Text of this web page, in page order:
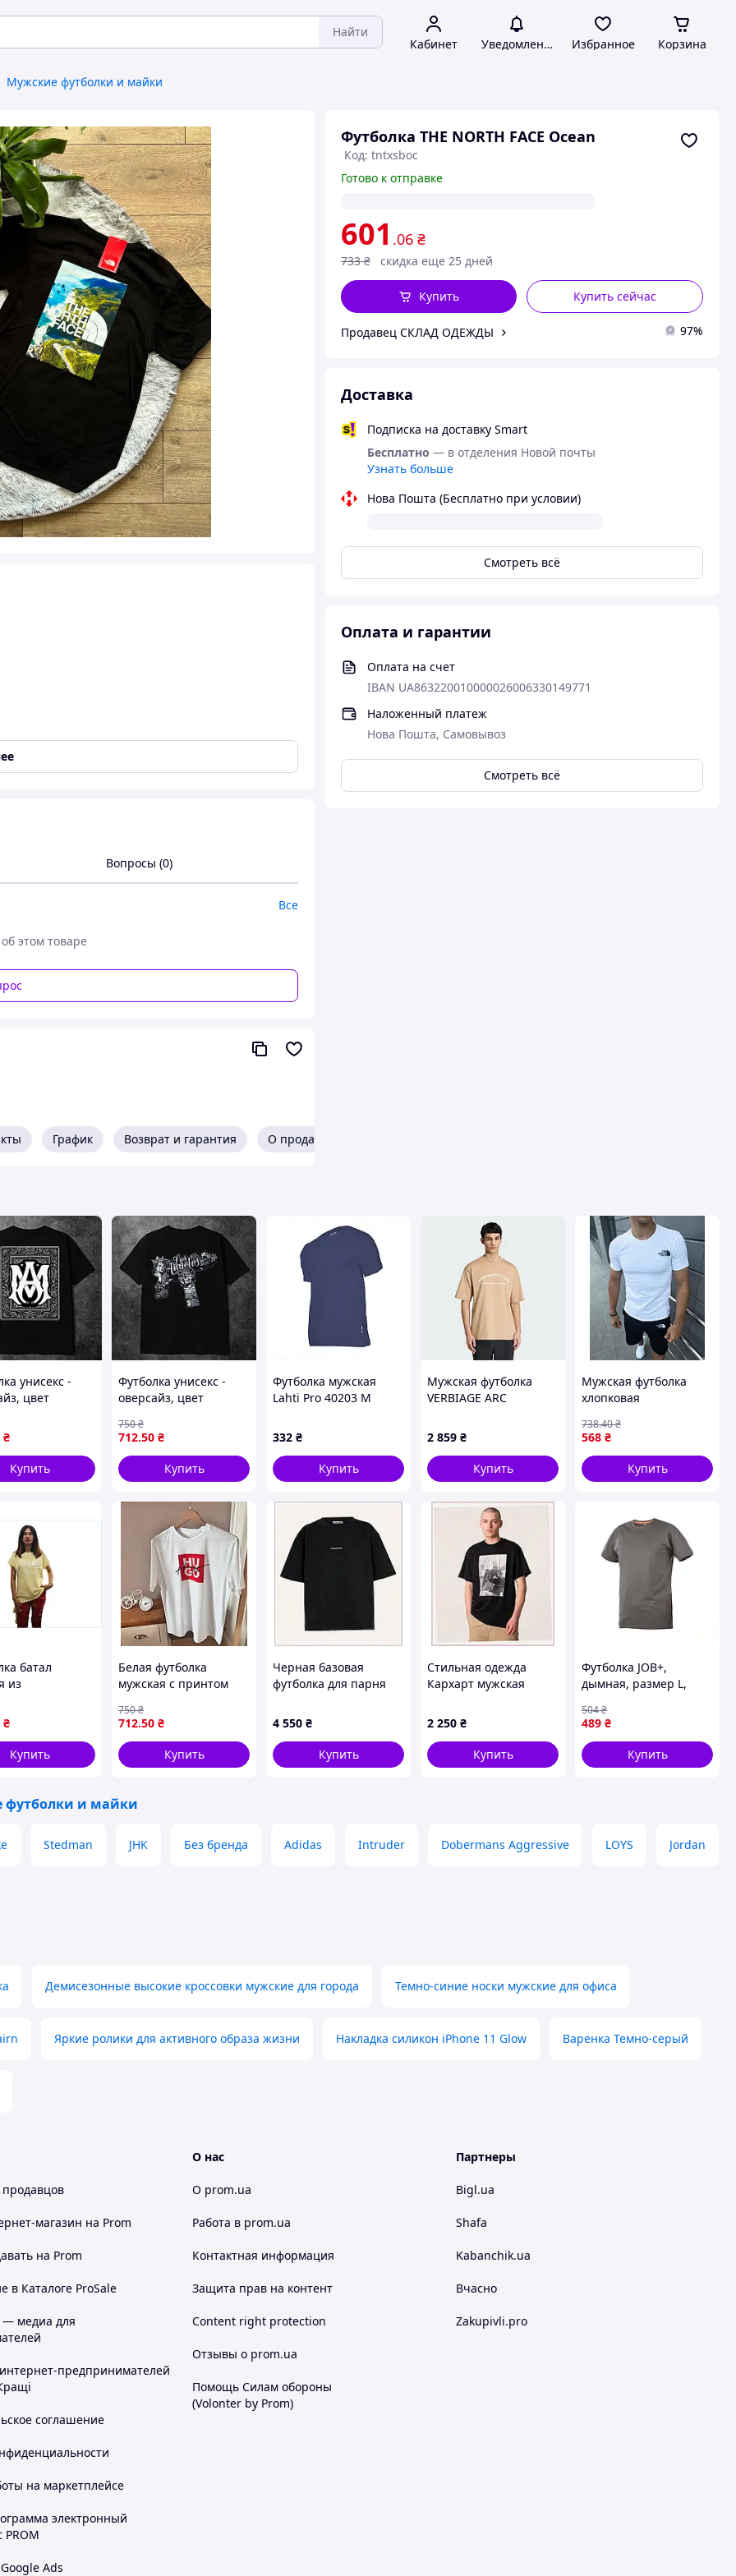
Найти
Кабинет Уведомления Избранное Корзина
Мужские футболки и майки
Футболка THE NORTH FACE Ocean
Код: tntxsboc
Готово к отправке
601 .06 ₴
733 ₴ скидка еще 25 дней
Купить сейчас
Купить
Продавец СКЛАД ОДЕЖДЫ 97%
Доставка
Подписка на доставку Smart
Бесплатно — в отделения Новой почты
Узнать больше
Нова Пошта (Бесплатно при условии)
Смотреть всё
Оплата и гарантии
Оплата на счет
IBAN UA863220010000026006330149771
Наложенный платеж
Нова Пошта, Самовывоз
Смотреть всё
форму после стирки
18:00)
👕🔥
Длина
12
15
в любой мессенджер, или в сообщение на
в профиле магазина, или уточнить у
Вопросы (0)
Все
этом товаре
График Возврат и гарантия О продавце
унисекс -
цвет
₴
Купить
Футболка унисекс -
оверсайз, цвет
XXL
712.50 ₴
750₴
Купить
Футболка мужская
Lahti Pro 40203 M
332 ₴
Купить
Мужская футболка
VERBIAGE ARC
KB4889, Коричневый,
Размер - 2XL
2 859 ₴
Купить
Мужская футболка
хлопковая
Футболка TNF біла
568 ₴
738.40₴
Купить
батал
из
размер XL
₴
Купить
Белая футболка
мужская с принтом
надписью стильная
хлопковая летняя
GTRtime3053
712.50 ₴
750₴
Купить
Черная базовая
футболка для парня
M8C664322
4 550 ₴
Купить
Стильная одежда
Кархарт мужская
8594K5A62
2 250 ₴
Купить
Футболка JOB+,
дымная, размер L,
M446214002 )
489 ₴
504₴
Купить
футболки и майки
Stedman JHK Без бренда Adidas Intruder Dobermans Aggressive LOYS Jordan
Демисезонные высокие кроссовки мужские для города Темно-синие носки мужские для офиса
Яркие ролики для активного образа жизни Накладка силикон iPhone 11 Glow Варенка Темно-серый
магазин на Prom
на Prom
в Каталоге ProSale
— медиа для
предпринимателей
соглашение
на маркетплейсе
электронный
PROM
Ads
О нас
О prom.ua
Работа в prom.ua
Контактная информация
Защита прав на контент
Content right protection
Отзывы о prom.ua
Помощь Силам обороны
(Volonter by Prom)
Партнеры
Bigl.ua
Shafa
Kabanchik.ua
Вчасно
Zakupivli.pro